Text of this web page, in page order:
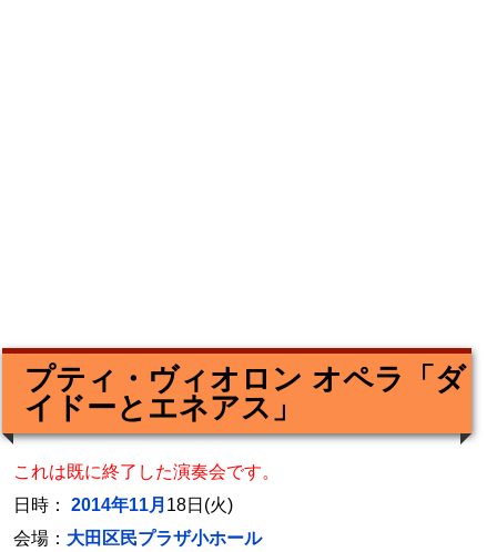
プティ・ヴィオロン オペラ「ダ
イドーとエネアス」
これは既に終了した演奏会です。
日時： 2014年11月 18日(火)
会場： 大田区民プラザ小ホール